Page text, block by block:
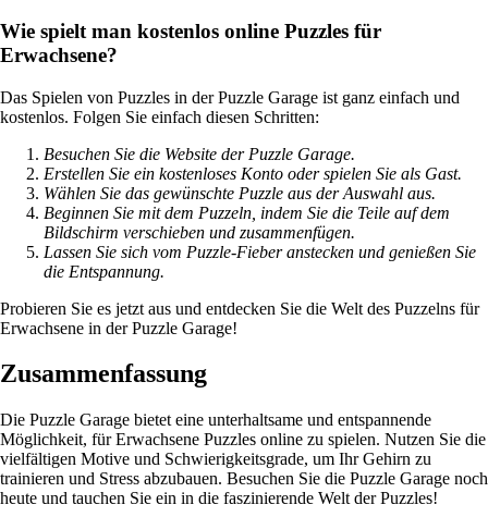
Wie spielt man kostenlos online Puzzles für
Erwachsene?
Das Spielen von Puzzles in der Puzzle Garage ist ganz einfach und
kostenlos. Folgen Sie einfach diesen Schritten:
Besuchen Sie die Website der Puzzle Garage.
Erstellen Sie ein kostenloses Konto oder spielen Sie als Gast.
Wählen Sie das gewünschte Puzzle aus der Auswahl aus.
Beginnen Sie mit dem Puzzeln, indem Sie die Teile auf dem
Bildschirm verschieben und zusammenfügen.
Lassen Sie sich vom Puzzle-Fieber anstecken und genießen Sie
die Entspannung.
Probieren Sie es jetzt aus und entdecken Sie die Welt des Puzzelns für
Erwachsene in der Puzzle Garage!
Zusammenfassung
Die Puzzle Garage bietet eine unterhaltsame und entspannende
Möglichkeit, für Erwachsene Puzzles online zu spielen. Nutzen Sie die
vielfältigen Motive und Schwierigkeitsgrade, um Ihr Gehirn zu
trainieren und Stress abzubauen. Besuchen Sie die Puzzle Garage noch
heute und tauchen Sie ein in die faszinierende Welt der Puzzles!